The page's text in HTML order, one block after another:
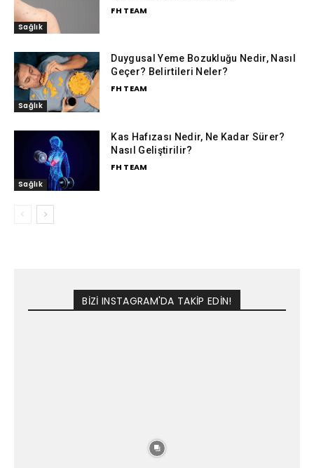
Sağlık
FH TEAM
Sağlık
Duygusal Yeme Bozukluğu Nedir, Nasıl
Geçer? Belirtileri Neler?
FH TEAM
Sağlık
Kas Hafızası Nedir, Ne Kadar Sürer?
Nasıl Geliştirilir?
FH TEAM
BİZİ INSTAGRAM'DA TAKİP EDİN!